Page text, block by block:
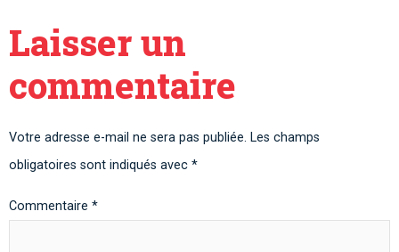
Laisser un
commentaire
Votre adresse e-mail ne sera pas publiée. Les champs
obligatoires sont indiqués avec *
Commentaire *